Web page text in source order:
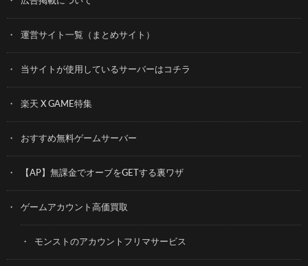
運営サイト一覧（まとめサイト）
当サイトが使用しているサーバーはコチラ
楽天 X GAME特集
おすすめ無料ゲームサーバー
【AP】無課金でオーブをGETする裏ワザ
ゲームアカウント高価買取
モンストのアカウントフリマサービス